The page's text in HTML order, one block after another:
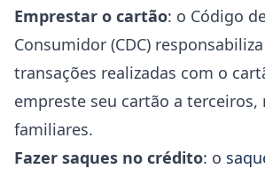
Emprestar o cartão: o Código
Consumidor (CDC)
transações realizadas com o
empreste seu cartão a terceiros,
familiares.
Fazer saques no crédito: o